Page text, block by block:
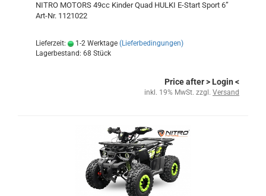
NITRO MOTORS 49cc Kinder Quad HULKI E-Start Sport 6”
Art-Nr. 1121022
Lieferzeit: 1-2 Werktage (Lieferbedingungen)
Lagerbestand: 68 Stück
Price after> Login <
inkl. 19% MwSt. zzgl. Versand